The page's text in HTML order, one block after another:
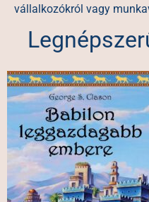
vállalkozókról vagy